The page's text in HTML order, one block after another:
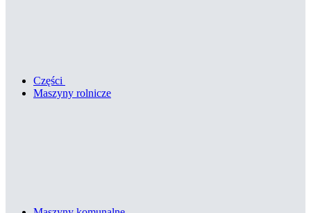
Części
Maszyny rolnicze